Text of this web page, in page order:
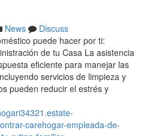
News
Discuss
puede hacer por ti:
de tu Casa La asistencia
eficiente para manejar las
servicios de limpieza y
pueden reducir el estrés y
carehogar-empleada-de-